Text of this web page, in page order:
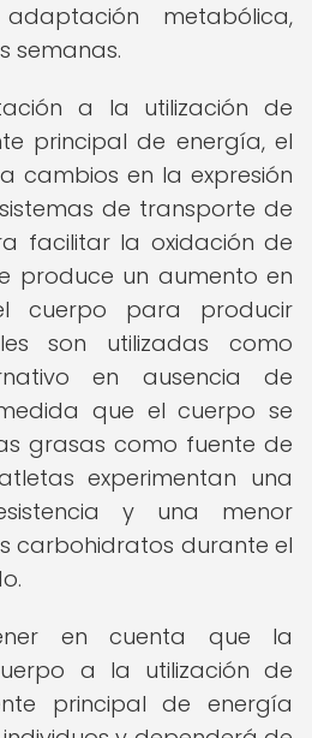
metabólica,
semanas.
a la utilización de
principal de energía, el
cambios en la expresión
de transporte de
facilitar la oxidación de
produce un aumento en
cuerpo para producir
son utilizadas como
en ausencia de
que el cuerpo se
grasas como fuente de
experimentan una
y una menor
carbohidratos durante el
en cuenta que la
a la utilización de
principal de energía